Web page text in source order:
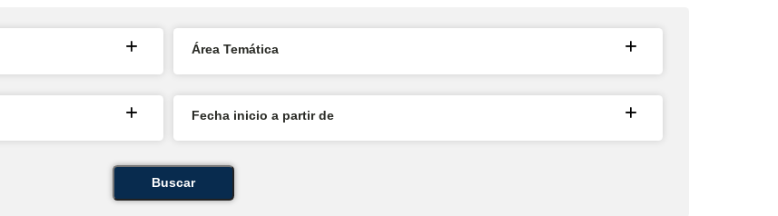
Área Temática
Fecha inicio a partir de
Buscar